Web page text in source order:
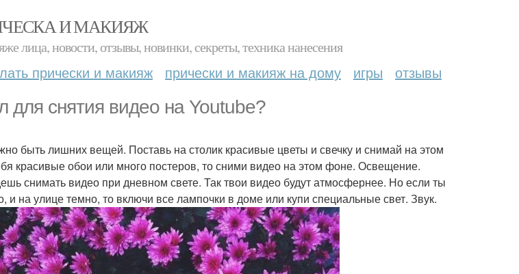
И МАКИЯЖ
лица, новости, отзывы, новинки, секреты, техника нанесения
прически и макияж прически и макияж на дому игры отзывы
для снятия видео на Youtube?
быть лишних вещей. Поставь на столик красивые цветы и свечку и снимай на этом
красивые обои или много постеров, то сними видео на этом фоне. Освещение.
снимать видео при дневном свете. Так твои видео будут атмосфернее. Но если ты
и на улице темно, то включи все лампочки в доме или купи специальные свет. Звук.